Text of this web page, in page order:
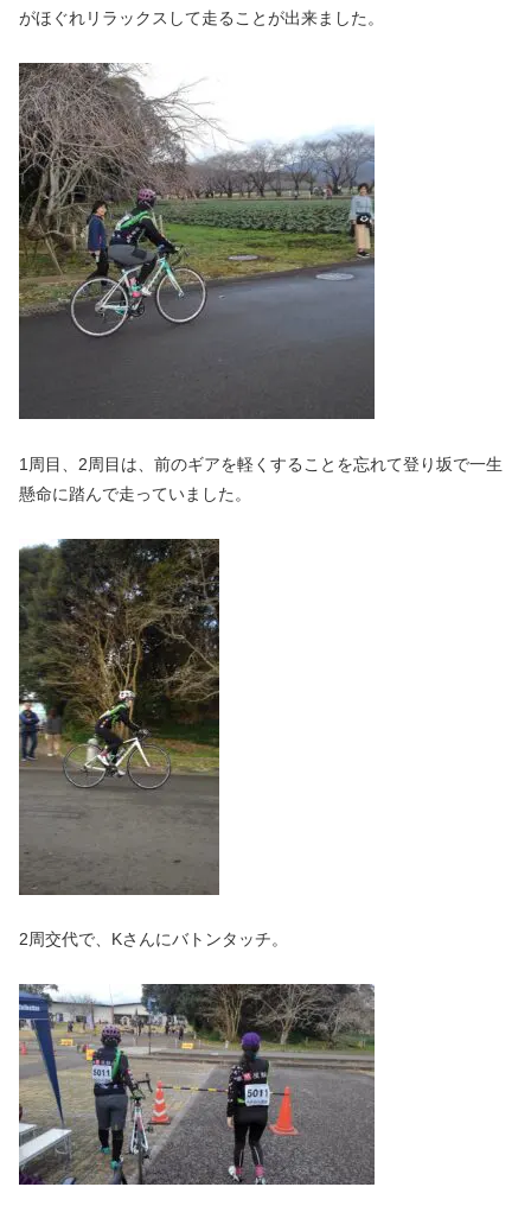
がほぐれリラックスして走ることが出来ました。
1周目、2周目は、前のギアを軽くすることを忘れて登り坂で一生
懸命に踏んで走っていました。
2周交代で、Kさんにバトンタッチ。